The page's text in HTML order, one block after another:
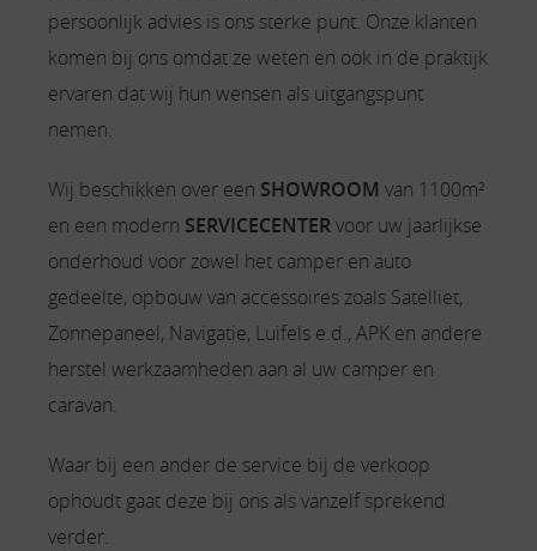
persoonlijk advies is ons sterke punt. Onze klanten
komen bij ons omdat ze weten en ook in de praktijk
ervaren dat wij hun wensen als uitgangspunt
nemen.
Wij beschikken over een SHOWROOM van 1100m²
en een modern SERVICECENTERvoor uw jaarlijkse
onderhoud voor zowel het camper en auto
gedeelte, opbouw van accessoires zoals Satelliet,
Zonnepaneel, Navigatie, Luifels e.d., APK en andere
herstel werkzaamheden aan al uw camper en
caravan.
Waar bij een ander de service bij de verkoop
ophoudt gaat deze bij ons als vanzelf sprekend
verder.